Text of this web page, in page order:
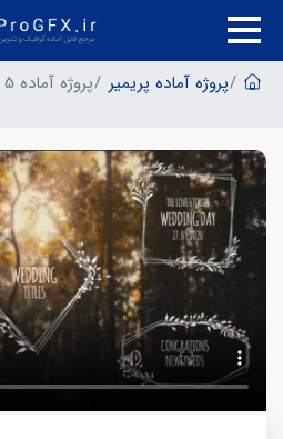
پروژه آماده پریمیر پروژه آماده 5 تایتل عروسی برای پریمیر